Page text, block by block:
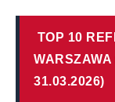
TOP 10
WARSZAWA
31.03.2026)